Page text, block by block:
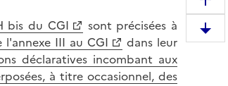
bis du CGI
sont précisées à
III au CGI
dans leur
déclaratives incombant aux
à titre occasionnel, des
e
m
D